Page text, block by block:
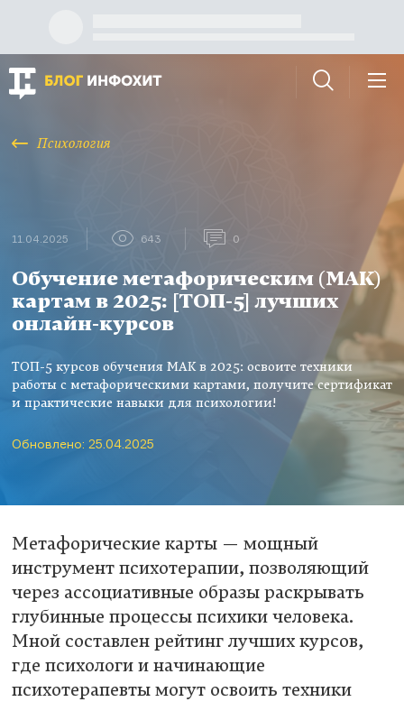
Психология
11.04.2025 643 0
Обучение метафорическим (МАК)
картам в 2025: [ТОП-5] лучших
онлайн-курсов
ТОП-5 курсов обучения МАК в 2025: освоите техники
работы с метафорическими картами, получите сертификат
и практические навыки для психологии!
Обновлено: 25.04.2025
Метафорические карты — мощный
инструмент психотерапии, позволяющий
через ассоциативные образы раскрывать
глубинные процессы психики человека.
Мной составлен рейтинг лучших курсов,
где психологи и начинающие
психотерапевты могут освоить техники